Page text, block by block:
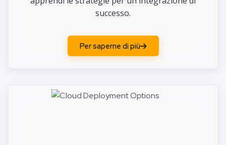
successo.
Per saperne di più